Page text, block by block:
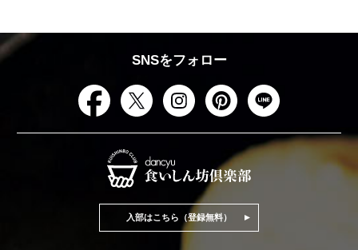
SNSをフォロー
入部はこちら（登録無料）